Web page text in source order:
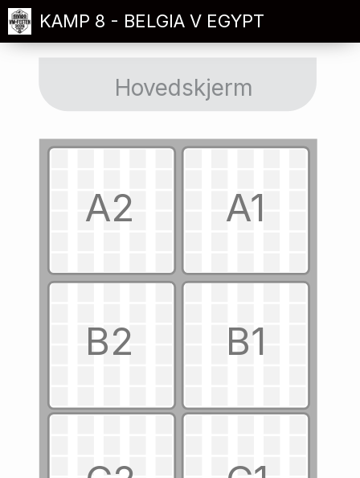
KAMP 8 - BELGIA V EGYPT
Hovedskjerm
B2 B1
A2 A1